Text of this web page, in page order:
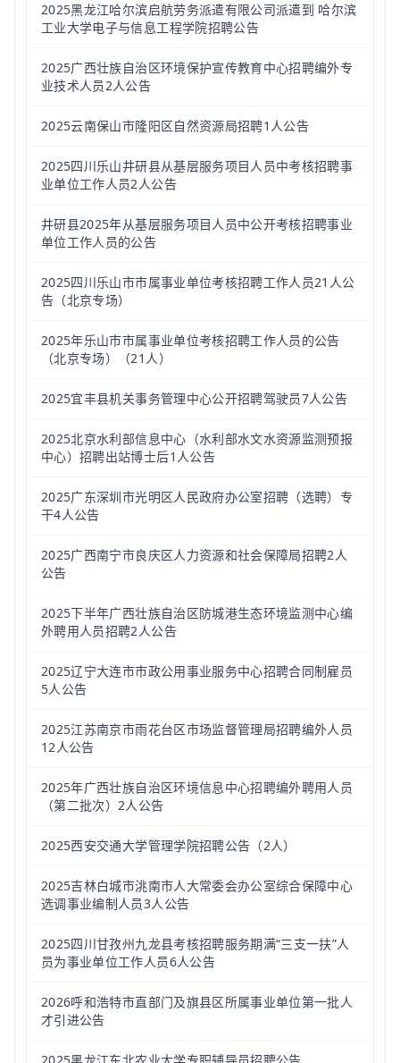
2025黑龙江哈尔滨启航劳务派遣有限公司派遣到 哈尔滨
工业大学电子与信息工程学院招聘公告
2025广西壮族自治区环境保护宣传教育中心招聘编外专
业技术人员2人公告
2025云南保山市隆阳区自然资源局招聘1人公告
2025四川乐山井研县从基层服务项目人员中考核招聘事
业单位工作人员2人公告
井研县2025年从基层服务项目人员中公开考核招聘事业
单位工作人员的公告
2025四川乐山市市属事业单位考核招聘工作人员21人公
告（北京专场）
2025年乐山市市属事业单位考核招聘工作人员的公告
（北京专场）（21人）
2025宜丰县机关事务管理中心公开招聘驾驶员7人公告
2025北京水利部信息中心（水利部水文水资源监测预报
中心）招聘出站博士后1人公告
2025广东深圳市光明区人民政府办公室招聘（选聘）专
干4人公告
2025广西南宁市良庆区人力资源和社会保障局招聘2人
公告
2025下半年广西壮族自治区防城港生态环境监测中心编
外聘用人员招聘2人公告
2025辽宁大连市市政公用事业服务中心招聘合同制雇员
5人公告
2025江苏南京市雨花台区市场监督管理局招聘编外人员
12人公告
2025年广西壮族自治区环境信息中心招聘编外聘用人员
（第二批次）2人公告
2025西安交通大学管理学院招聘公告（2人）
2025吉林白城市洮南市人大常委会办公室综合保障中心
选调事业编制人员3人公告
2025四川甘孜州九龙县考核招聘服务期满“三支一扶”人
员为事业单位工作人员6人公告
2026呼和浩特市直部门及旗县区所属事业单位第一批人
才引进公告